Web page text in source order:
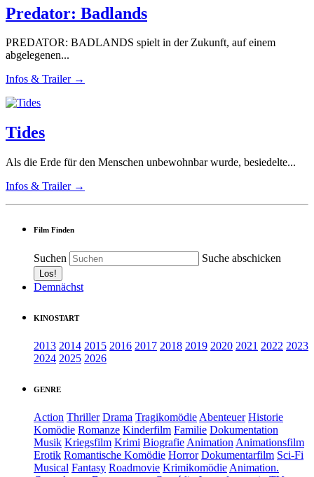
Predator: Badlands
PREDATOR: BADLANDS spielt in der Zukunft, auf einem
abgelegenen...
Infos & Trailer →
Tides
Als die Erde für den Menschen unbewohnbar wurde, besiedelte...
Infos & Trailer →
Film Finden
Suchen Suche abschicken
Demnächst
KINOSTART
2013 2014 2015 2016 2017 2018 2019 2020 2021 2022 2023
2024 2025 2026
GENRE
Action Thriller Drama Tragikomödie Abenteuer Historie
Komödie Romanze Kinderfilm Familie Dokumentation
Musik Kriegsfilm Krimi Biografie Animation Animationsfilm
Erotik Romantische Komödie Horror Dokumentarfilm Sci-Fi
Musical Fantasy Roadmovie Krimikomödie Animation.